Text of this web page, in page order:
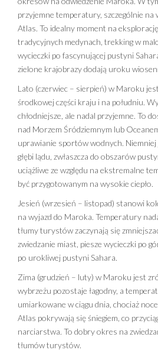
przyjemne temperatury, szczególnie na
Atlas. To idealny moment na
tradycyjnych medynach, trekking w
wycieczki po fascynującej pustyni
zielone krajobrazy dodają uroku
Lato (czerwiec – sierpień) w Maroku
środkowej części kraju i na południu.
chłodniejsze, ale nadal przyjemne. To
nad Morzem Śródziemnym lub
uprawianie sportów wodnych.
głębi lądu, zwłaszcza do obszarów
uciążliwe ze względu na ekstremalne
być przygotowanym na wysokie ciepło.
Jesień (wrzesień – listopad) stanowi
na wyjazd do Maroka. Temperatury
tłumy turystów zaczynają się
zwiedzanie miast, piesze wycieczki po
po urokliwej pustyni Sahara.
Zima (grudzień – luty) w Maroku jest
wybrzeżu pozostaje łagodny, a
umiarkowane w ciągu dnia, chociaż
Atlas pokrywają się śniegiem, co
narciarstwa. To dobry okres na
tłumów turystów.